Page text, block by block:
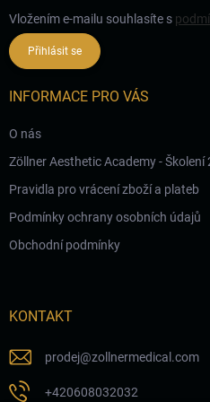
Vložením e-mailu souhlasíte s
Přihlásit se
INFORMACE PRO VÁS
O nás
Zöllner Aesthetic Academy - Školení
Pravidla pro vrácení zboží a plateb
Podmínky ochrany osobních údajů
Obchodní podmínky
KONTAKT
prodej@zollnermedical.com
+420608032032